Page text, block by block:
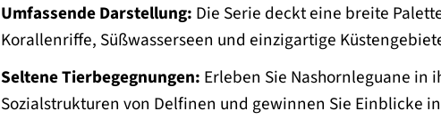
Umfassende Darstellung: Die Serie deckt eine breite
Korallenriffe, Süßwasserseen und einzigartige
Seltene Tierbegegnungen: Erleben Sie Nashornleguane
Sozialstrukturen von Delfinen und gewinnen Sie Einblicke